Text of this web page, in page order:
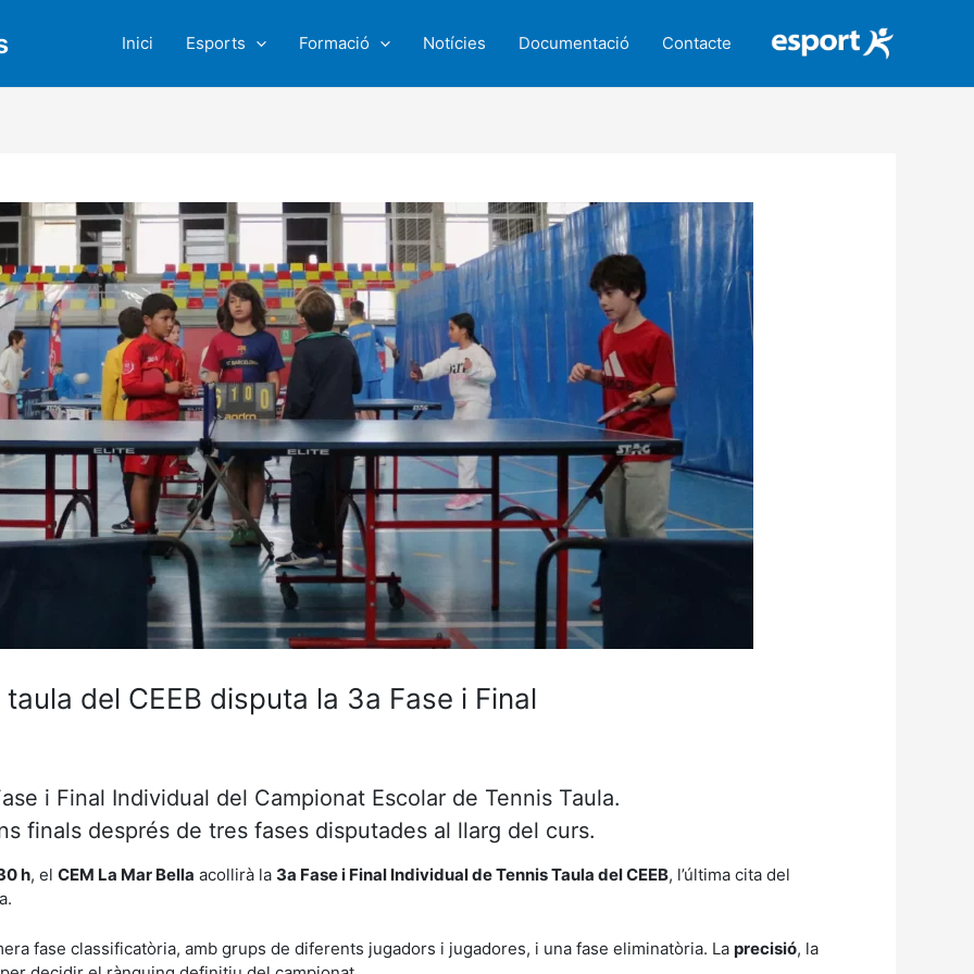
Inici Esports Formació Notícies Documentació Contacte
del CEEB disputa la 3a Fase i Final
i Final Individual del Campionat Escolar de Tennis Taula.
finals després de tres fases disputades al llarg del curs.
h, el CEM La Mar Bella acollirà la 3a Fase i Final Individual de Tennis Taula del CEEB, l’última cita del
fase classificatòria, amb grups de diferents jugadors i jugadores, i una fase eliminatòria. La precisió, la